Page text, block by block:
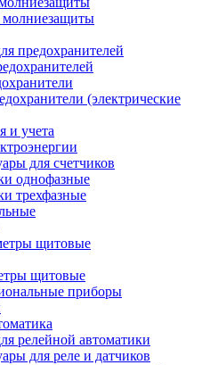
предохранителей
(электрические
и учета
для счетчиков
однофазные
трехфазные
щитовые
щитовые
приборы
релейной автоматики
для реле и датчиков